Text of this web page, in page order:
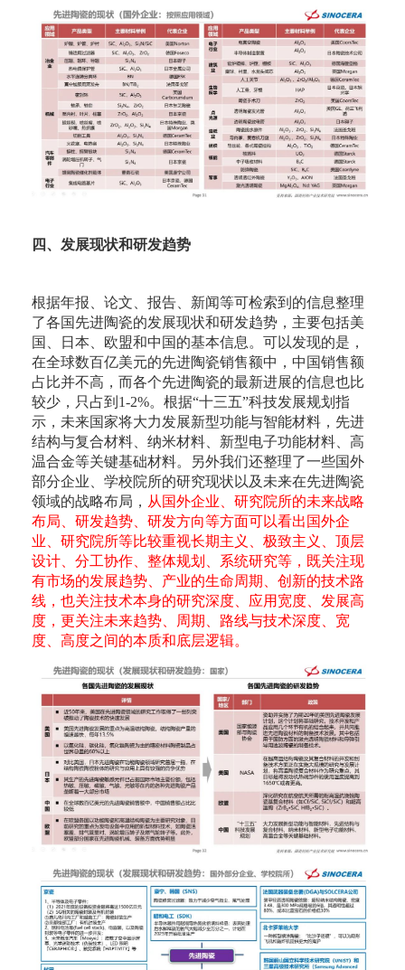
四、发展现状和研发趋势
根据年报、论文、报告、新闻等可检索到的信息整理
了各国先进陶瓷的发展现状和研发趋势，主要包括美
国、日本、欧盟和中国的基本信息。可以发现的是，
在全球数百亿美元的先进陶瓷销售额中，中国销售额
占比并不高，而各个先进陶瓷的最新进展的信息也比
较少，只占到1-2%。根据“十三五”科技发展规划指
示，未来国家将大力发展新型功能与智能材料，先进
结构与复合材料、纳米材料、新型电子功能材料、高
温合金等关键基础材料。另外我们还整理了一些国外
部分企业、学校院所的研究现状以及未来在先进陶瓷
领域的战略布局， 从国外企业、研究院所的未来战略
布局、研发趋势、研发方向等方面可以看出国外企
业、研究院所等比较重视长期主义、极致主义、顶层
设计、分工协作、整体规划、系统研究等，既关注现
有市场的发展趋势、产业的生命周期、创新的技术路
线，也关注技术本身的研究深度、应用宽度、发展高
度，更关注未来趋势、周期、路线与技术深度、宽
度、高度之间的本质和底层逻辑。